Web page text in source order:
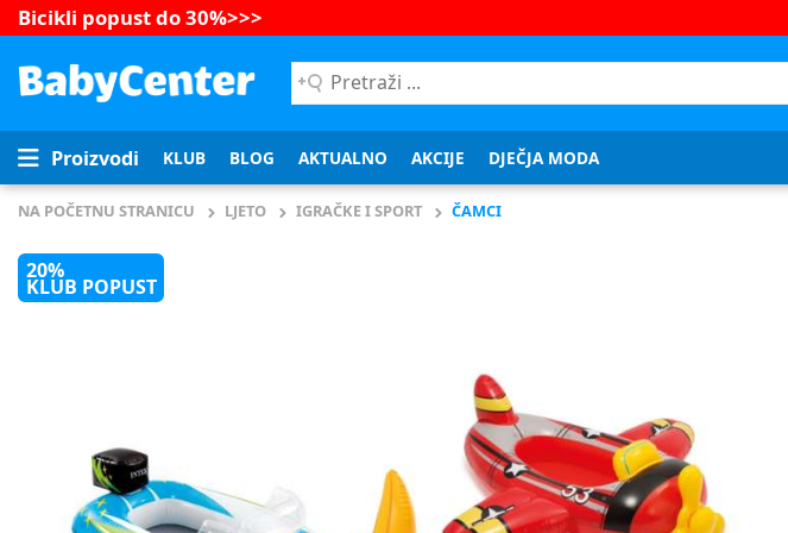
Bicikli popust do 30%>>>
Pretraži
...
Proizvodi KLUB BLOG AKTUALNO AKCIJE DJEČJA MODA
NA POČETNU STRANICU LJETO IGRAČKE I SPORT ČAMCI
20%
KLUB POPUST